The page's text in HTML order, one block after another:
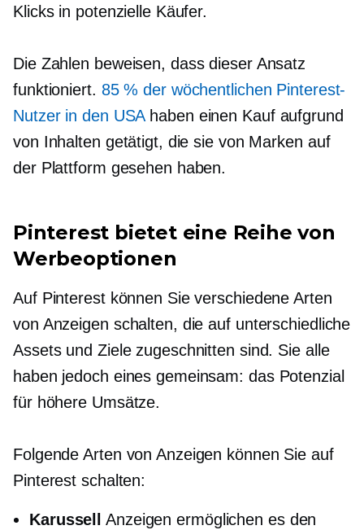
Klicks in potenzielle Käufer.
Die Zahlen beweisen, dass dieser Ansatz
funktioniert. 85 % der wöchentlichen Pinterest-
Nutzer in den USAhaben einen Kauf aufgrund
von Inhalten getätigt, die sie von Marken auf
der Plattform gesehen haben.
Pinterest bietet eine Reihe von
Werbeoptionen
Auf Pinterest können Sie verschiedene Arten
von Anzeigen schalten, die auf unterschiedliche
Assets und Ziele zugeschnitten sind. Sie alle
haben jedoch eines gemeinsam: das Potenzial
für höhere Umsätze.
Folgende Arten von Anzeigen können Sie auf
Pinterest schalten:
Karussell
Anzeigen ermöglichen es den